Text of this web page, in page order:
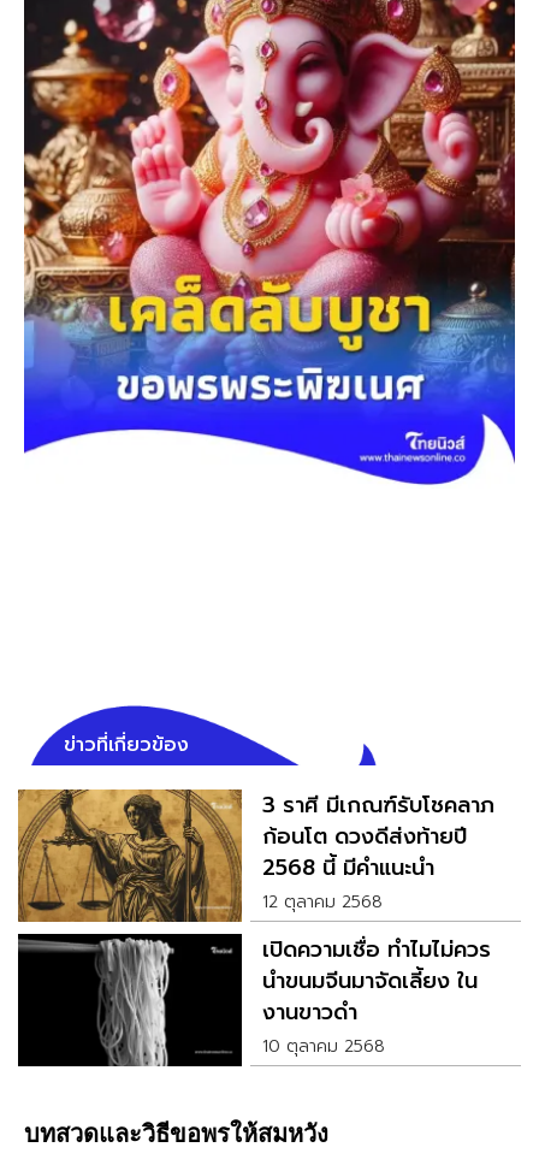
ข่าวที่เกี่ยวข้อง
3 ราศี มีเกณฑ์รับโชคลาภ
ก้อนโต ดวงดีส่งท้ายปี
2568 นี้ มีคำแนะนำ
12 ตุลาคม 2568
เปิดความเชื่อ ทำไมไม่ควร
นำขนมจีนมาจัดเลี้ยง ใน
งานขาวดำ
10 ตุลาคม 2568
บทสวดและวิธีขอพรให้สมหวัง